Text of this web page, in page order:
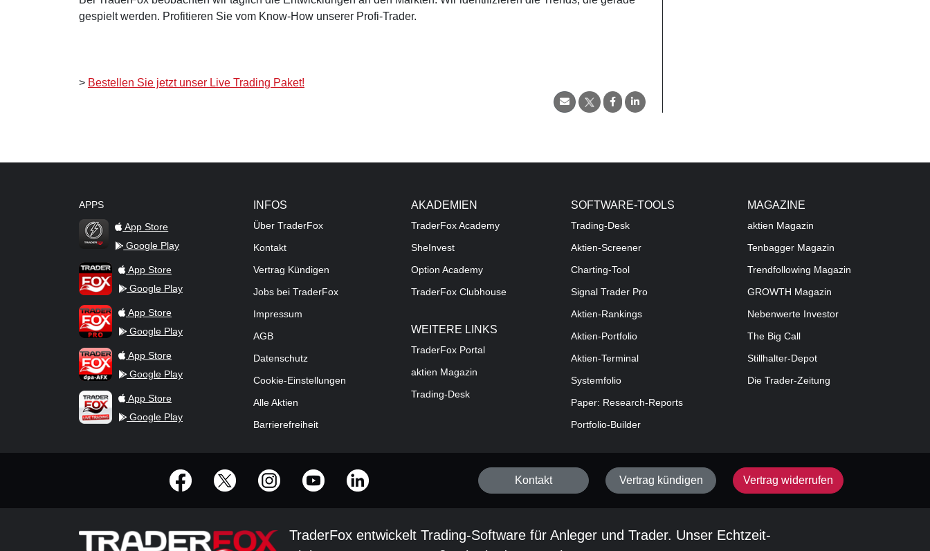
gespielt werden. Profitieren Sie vom Know-How unserer Profi-Trader.
> Bestellen Sie jetzt unser Live Trading Paket!
APPS
TraderFox Flash
App Store
Google Play
TraderFox AppApp Store
Google Play
TraderFox ProApp Store
Google Play
TraderFox dpa-AFX ProFeed
App Store
Google Play
TraderFox Live Trading
App Store
Google Play
INFOS
Über TraderFox
Kontakt
Vertrag Kündigen
Jobs bei TraderFox
Impressum
AGB
Datenschutz
Cookie-Einstellungen
Alle Aktien
Barrierefreiheit
AKADEMIEN
TraderFox Academy
SheInvest
Option Academy
TraderFox Clubhouse
WEITERE LINKS
TraderFox Portal
aktien Magazin
Trading-Desk
SOFTWARE-TOOLS
Trading-Desk
Aktien-Screener
Charting-Tool
Signal Trader Pro
Aktien-Rankings
Aktien-Portfolio
Aktien-Terminal
Systemfolio
Paper: Research-Reports
Portfolio-Builder
MAGAZINE
aktien Magazin
Tenbagger Magazin
Trendfollowing Magazin
GROWTH Magazin
Nebenwerte Investor
The Big Call
Stillhalter-Depot
Die Trader-Zeitung
offizielle Social Media-Accounts
Kontakt Vertrag kündigen Vertrag widerrufen
TraderFox entwickelt Trading-Software für Anleger und Trader. Unser Echtzeit-